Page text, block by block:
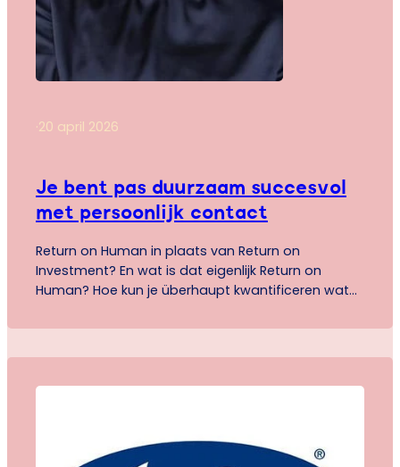
·20 april 2026
Je bent pas duurzaam succesvol
met persoonlijk contact
Return on Human in plaats van Return on
Investment? En wat is dat eigenlijk Return on
Human? Hoe kun je überhaupt kwantificeren wat
eigenlijk precies aan een bedrijf? In de praktijk blijkt
medewerkers essentieel zijn…